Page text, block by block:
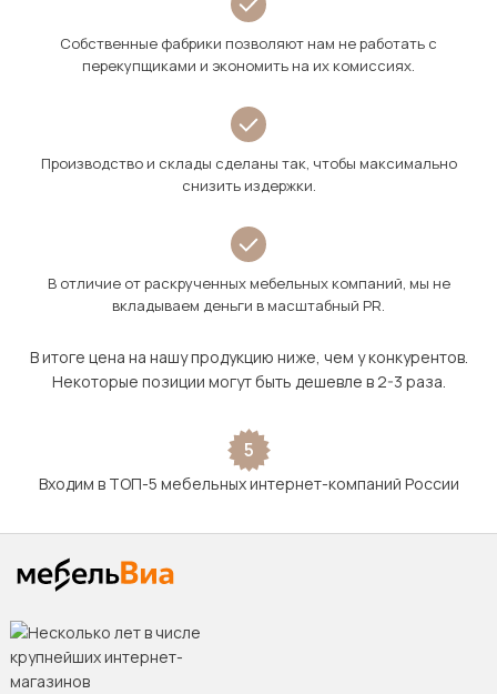
Собственные фабрики позволяют нам не работать с
перекупщиками и экономить на их комиссиях.
Производство и склады сделаны так, чтобы максимально
снизить издержки.
В отличие от раскрученных мебельных компаний, мы не
вкладываем деньги в масштабный PR.
В итоге цена на нашу продукцию ниже, чем у конкурентов.
Некоторые позиции могут быть дешевле в 2-3 раза.
5
Входим в ТОП-5 мебельных интернет-компаний России